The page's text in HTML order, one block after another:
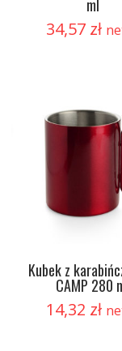
ml
34,57 zł
Kubek z
CAMP 280
14,32 zł